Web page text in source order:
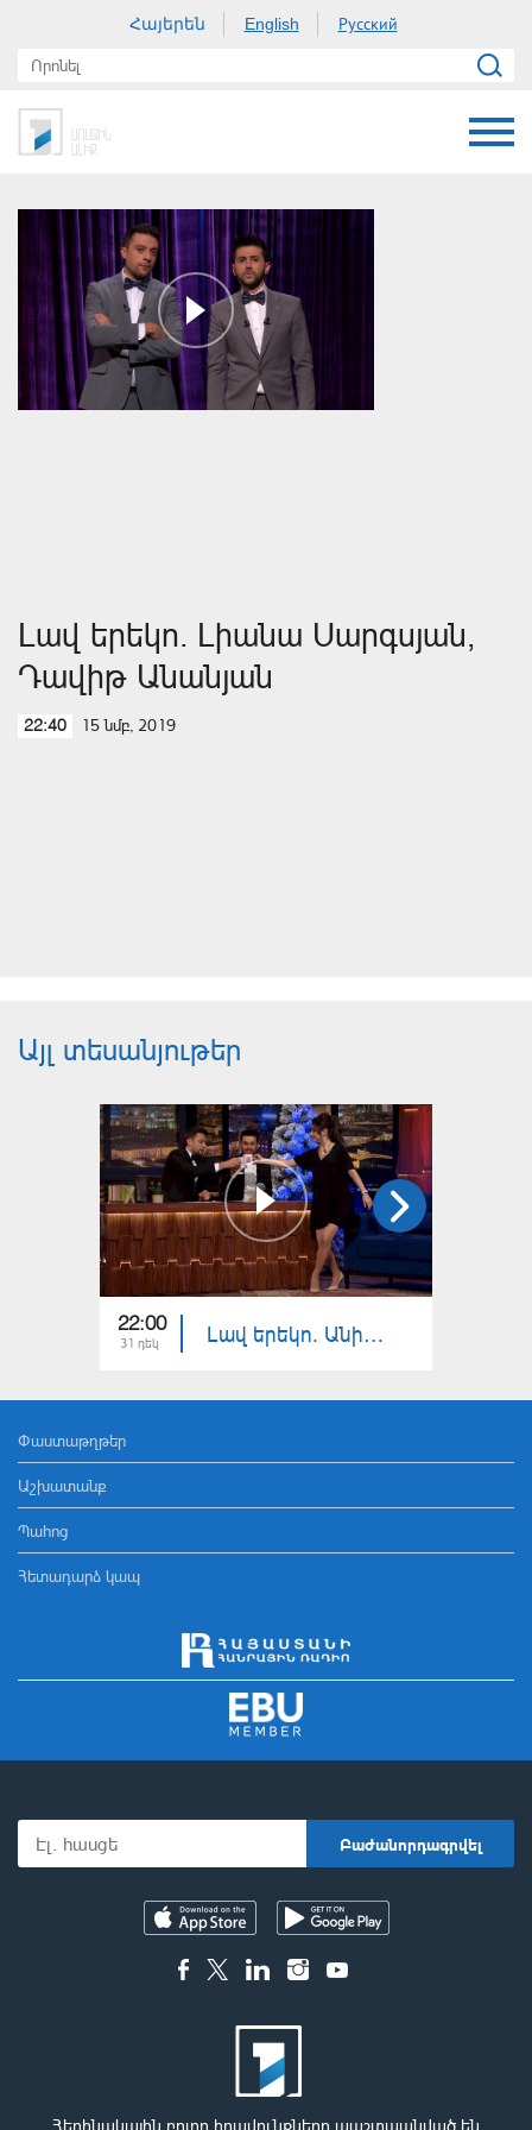
Հայերեն English Русский
Լավ երեկո․ Լիանա Սարգսյան,
Դավիթ Անանյան
22:40 15 նմբ, 2019
Այլ տեսանյութեր
22:00
31 դեկ Լավ երեկո. Անի Սամսոնյան, Գոռ Բարսեղյան, Արենա Զեյնալյան
Փաստաթղթեր
Աշխատանք
Պահոց
Հետադարձ կապ
Հեղինակային բոլոր իրավունքները պաշտպանված են